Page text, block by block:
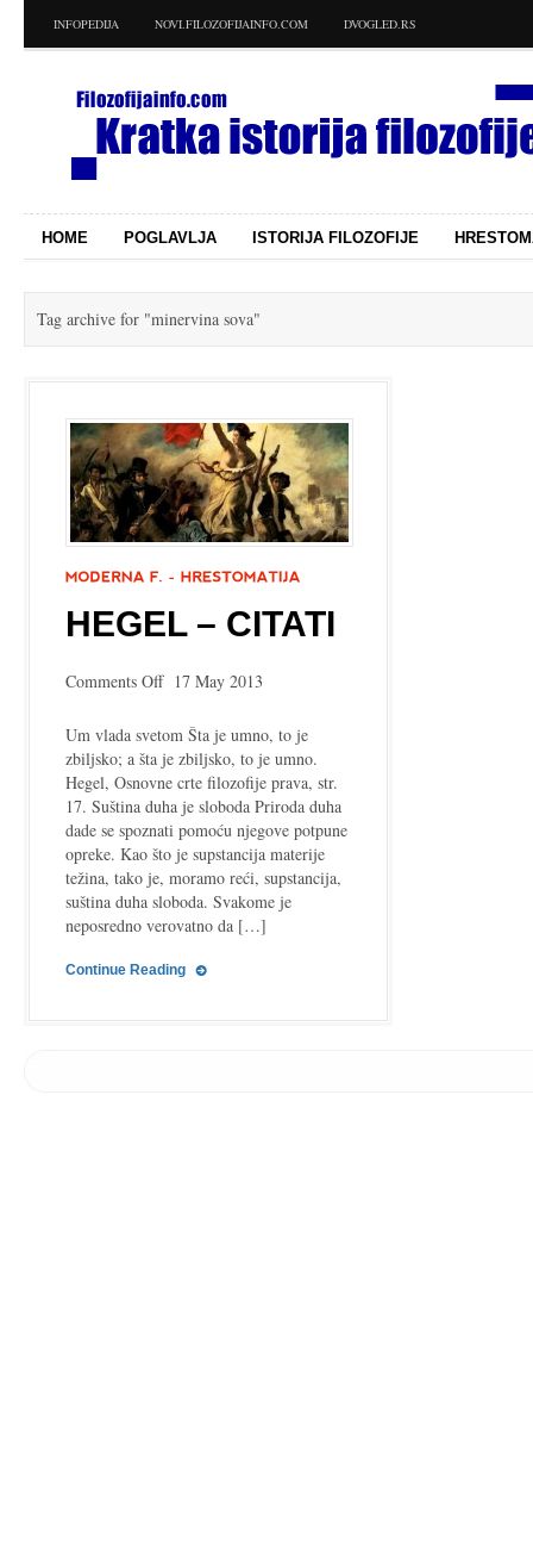
INFOPEDIJA NOVI.FILOZOFIJAINFO.COM DVOGLED.RS
HOME POGLAVLJA ISTORIJA FILOZOFIJE
Tag archive for "minervina sova"
HEGEL – CITATI
Comments Offon
–
citati
17 May 2013
Um vlada svetom Šta je umno, to je
zbiljsko; a šta je zbiljsko, to je umno.
Hegel, Osnovne crte filozofije prava, str.
17. Suština duha je sloboda Priroda duha
dade se spoznati pomoću njegove potpune
opreke. Kao što je supstancija materije
težina, tako je, moramo reći, supstancija,
suština duha sloboda. Svakome je
neposredno verovatno da […]
Continue Reading